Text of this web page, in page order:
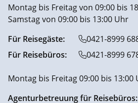
Montag bis Freitag von 09:00 bis
Samstag von 09:00 bis 13:00 Uhr
Für Reisegäste:
0421-8999
Für Reisebüros:
0421-8999
Montag bis Freitag 09:00 bis 13:00
Agenturbetreuung für Reisebüros: